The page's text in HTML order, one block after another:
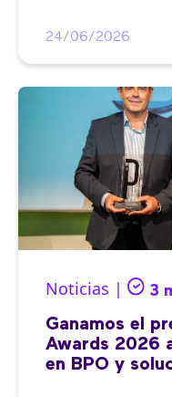
24/06/2026
Noticias | 3
Ganamos el
Awards 2026
en BPO y